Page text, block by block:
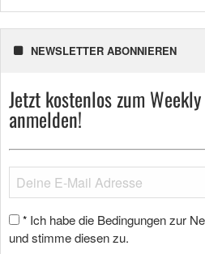
NEWSLETTER ABONNIEREN
Jetzt kostenlos zum
anmelden!
* Ich habe die Bedingungen zur
und stimme diesen zu.